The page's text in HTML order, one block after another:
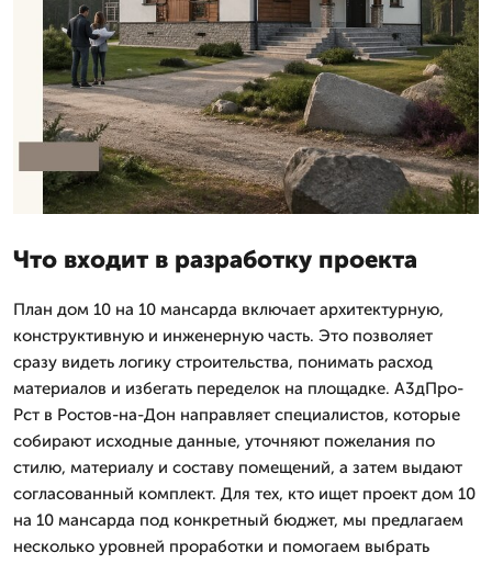
Что входит в разработку проекта
План дом 10 на 10 мансарда включает архитектурную,
конструктивную и инженерную часть. Это позволяет
сразу видеть логику строительства, понимать расход
материалов и избегать переделок на площадке. А3дПро-
Рст в Ростов-на-Дон направляет специалистов, которые
собирают исходные данные, уточняют пожелания по
стилю, материалу и составу помещений, а затем выдают
согласованный комплект. Для тех, кто ищет проект дом 10
на 10 мансарда под конкретный бюджет, мы предлагаем
несколько уровней проработки и помогаем выбрать